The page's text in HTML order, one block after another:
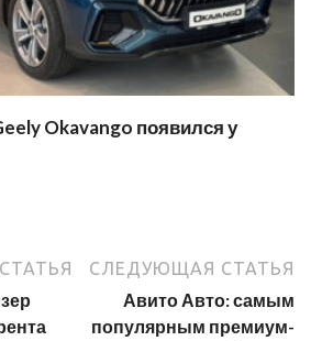
Okavango появился у
СЛЕДУЮЩАЯ СТАТЬЯ
Авито Авто: самым
популярным премиум-